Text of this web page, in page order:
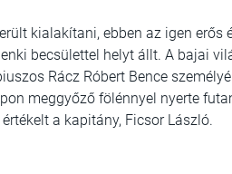
kialakítani, ebben az igen erős
becsülettel helyt állt. A bajai
Rácz Róbert Bence
meggyőző fölénnyel nyerte
a kapitány, Ficsor László.